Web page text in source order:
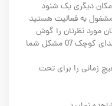
دیگری یک شنود
مشغول به فعالیت هستید
مورد نظرتان را گوش
دهید ...در این موارددستگاه شنود و ضبط صدای کوچک 07 مشکل شما
زمانی را برای تحت